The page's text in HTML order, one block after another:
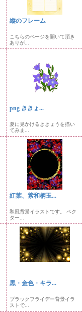
縦のフレーム
こちらのページを開いて頂き
ありが...
png ききょ...
夏に見かけるききょうを描い
てみま...
紅葉、紫和柄玉...
和風背景イラストです。 ベク
ター...
黒・金色・キラ...
ブラックフライデー背景イラ
ストで...